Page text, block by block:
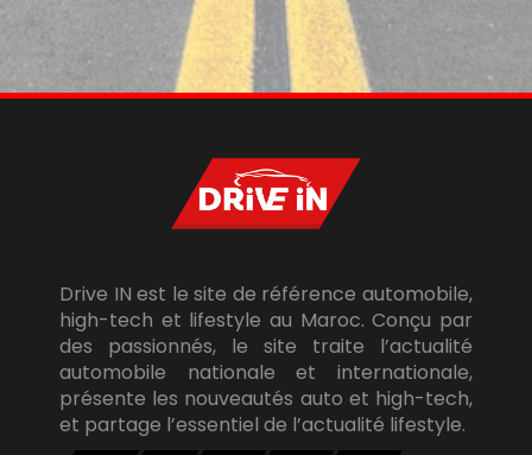
Drive IN est le site de référence automobile,
high-tech et lifestyle au Maroc. Conçu par
des passionnés, le site traite l’actualité
automobile nationale et internationale,
présente les nouveautés auto et high-tech,
et partage l’essentiel de l’actualité lifestyle.